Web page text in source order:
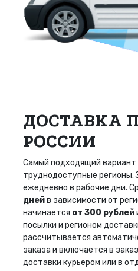
ДОСТАВКА
РОССИИ
Самый подходящий вариант
труднодоступные регионы.
ежедневно в рабочие дни.
днейв зависимости от
начинается от 300 рублей
посылки и регионом
рассчитывается
заказа и включается в
доставки курьером или в